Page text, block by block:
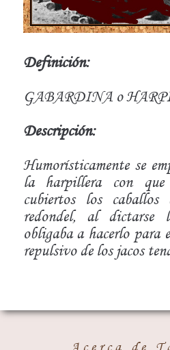
Definición:
GABARDINA o
Descripción:
Humorísticamente se
la harpillera con que
cubiertos los
redondel, al dictarse
obligaba a hacerlo para
repulsivo de los jacos